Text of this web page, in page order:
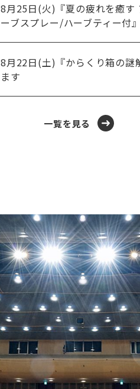
8月25日(火)『夏の疲れを癒す
ーブスプレー/ハーブティー付
8月22日(土)『からくり箱の謎
ます
一覧を見る